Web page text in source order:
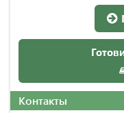
Контакты